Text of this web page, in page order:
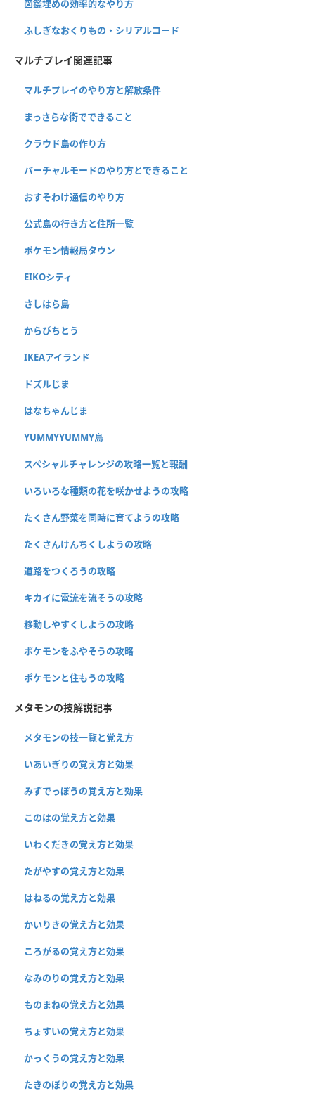
図鑑埋めの効率的なやり方
ふしぎなおくりもの・シリアルコード
マルチプレイ関連記事
マルチプレイのやり方と解放条件
まっさらな街でできること
クラウド島の作り方
バーチャルモードのやり方とできること
おすそわけ通信のやり方
公式島の行き方と住所一覧
ポケモン情報局タウン
EIKOシティ
さしはら島
からぴちとう
IKEAアイランド
ドズルじま
はなちゃんじま
YUMMYYUMMY島
スペシャルチャレンジの攻略一覧と報酬
いろいろな種類の花を咲かせようの攻略
たくさん野菜を同時に育てようの攻略
たくさんけんちくしようの攻略
道路をつくろうの攻略
キカイに電流を流そうの攻略
移動しやすくしようの攻略
ポケモンをふやそうの攻略
ポケモンと住もうの攻略
メタモンの技解説記事
メタモンの技一覧と覚え方
いあいぎりの覚え方と効果
みずでっぽうの覚え方と効果
このはの覚え方と効果
いわくだきの覚え方と効果
たがやすの覚え方と効果
はねるの覚え方と効果
かいりきの覚え方と効果
ころがるの覚え方と効果
なみのりの覚え方と効果
ものまねの覚え方と効果
ちょすいの覚え方と効果
かっくうの覚え方と効果
たきのぼりの覚え方と効果